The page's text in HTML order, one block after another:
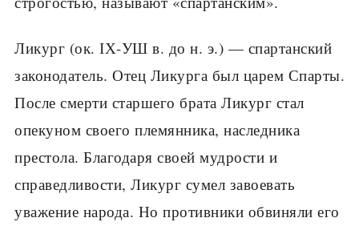
Ликург (ок. ІХ-УШ в. до н. э.) — спартанский
зако­нодатель. Отец Ликурга был царем Спарты.
После смерти старшего брата Ликург стал
опекуном своего племянника, наследника
престола. Благодаря своей мудрости и
справедливости, Ликург сумел завоевать
уважение народа. Но противники обвиняли его